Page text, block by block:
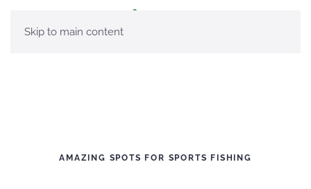
Skip to main content
AMAZING SPOTS FOR SPORTS FISHING